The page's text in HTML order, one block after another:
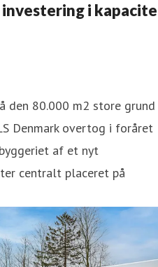
i
den 80.000 m2 store
Denmark overtog i foråret
af et nyt
centralt placeret på